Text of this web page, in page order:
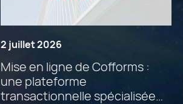
2 juillet 2026
Mise en ligne de Cofforms :
une plateforme
transactionnelle spécialisée